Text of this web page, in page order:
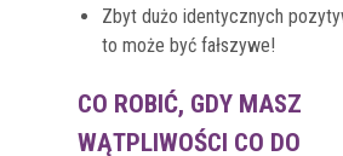
Zbyt dużo identycznych
to może być fałszywe!
CO ROBIĆ, GDY MASZ
WĄTPLIWOŚCI CO DO